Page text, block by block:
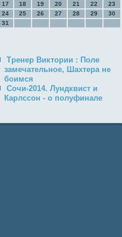
17
18 19 20 21 22
23
24
25 26 27 28 29
30
31
Тренер Виктории : Поле
замечательное, Шахтера не
боимся
Сочи-2014. Лундквист и
Карлссон - о полуфинале